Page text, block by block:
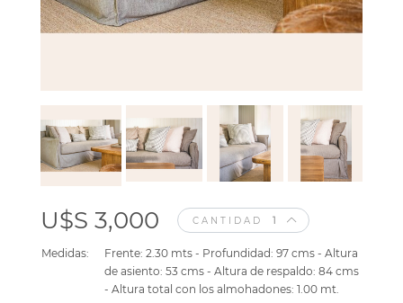
U$S 3,000 CANTIDAD
Medidas:
Frente: 2.30 mts - Profundidad: 97 cms - Altura
de asiento: 53 cms - Altura de respaldo: 84 cms
- Altura total con los almohadones: 1.00 mt.